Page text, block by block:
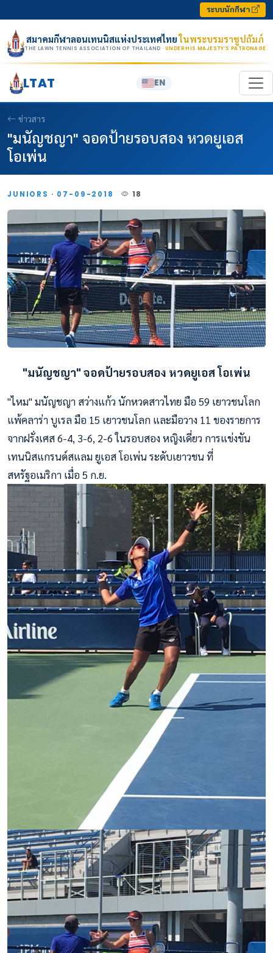
ระบบนักกีฬา
สมาคมกีฬาลอนเทนนิสแห่งประเทศไทยในพระบรมราชูปถัมภ์
THE LAWN TENNIS ASSOCIATION OF THAILAND · UNDER HIS MAJESTY’S PATRONAGE
LTAT EN
ข่าวสาร
"มนัญชญา" จอดป้ายรอบสอง หวดยูเอส
โอเพ่น
JUNIORS · 07-09-2018 18
"มนัญชญา" จอดป้ายรอบสอง หวดยูเอส โอเพ่น
"ไหม" มนัญชญา สว่างแก้ว นักหวดสาวไทย มือ 59 เยาวชนโลก
แพ้คลาร่า บูเรล มือ 15 เยาวชนโลก และมือวาง 11 ของรายการ
จากฝรั่งเศส 6-4, 3-6, 2-6 ในรอบสอง หญิงเดี่ยว การแข่งขัน
เทนนิสแกรนด์สแลม ยูเอส โอเพ่น ระดับเยาวชน ที่
สหรัฐอเมริกา เมื่อ 5 ก.ย.